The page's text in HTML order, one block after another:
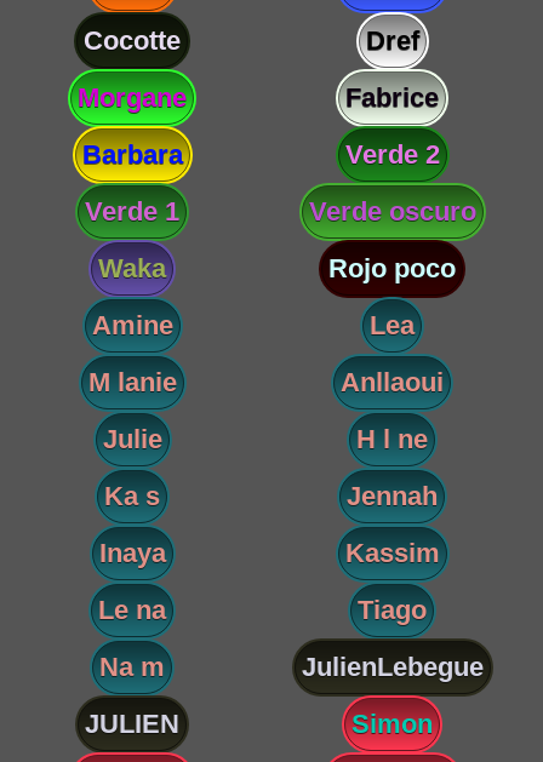
Cocotte
Dref
Morgane
Fabrice
Barbara
Verde 2
Verde 1
Verde oscuro
Waka
Rojo poco
Amine
Lea
M lanie
Anllaoui
Julie
H l ne
Ka s
Jennah
Inaya
Kassim
Le na
Tiago
Na m
JulienLebegue
JULIEN
Simon